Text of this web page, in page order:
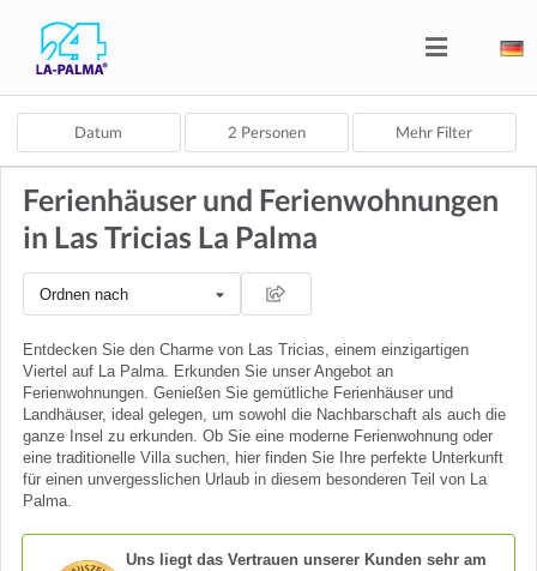
Datum 2 Personen Mehr Filter
Ferienhäuser und Ferienwohnungen
in Las Tricias La Palma
Ordnen nach
Entdecken Sie den Charme von Las Tricias, einem einzigartigen
Viertel auf La Palma. Erkunden Sie unser Angebot an
Ferienwohnungen. Genießen Sie gemütliche Ferienhäuser und
Landhäuser, ideal gelegen, um sowohl die Nachbarschaft als auch die
ganze Insel zu erkunden. Ob Sie eine moderne Ferienwohnung oder
eine traditionelle Villa suchen, hier finden Sie Ihre perfekte Unterkunft
für einen unvergesslichen Urlaub in diesem besonderen Teil von La
Palma.
Uns liegt das Vertrauen unserer Kunden sehr am